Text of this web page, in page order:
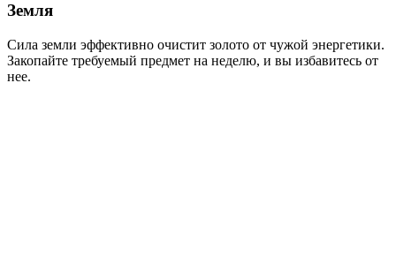
Земля
Сила земли эффективно очистит золото от чужой энергетики.
Закопайте требуемый предмет на неделю, и вы избавитесь от
нее.